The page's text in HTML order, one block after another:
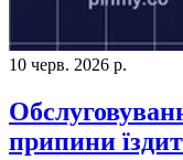
10 черв. 2026 р.
припини